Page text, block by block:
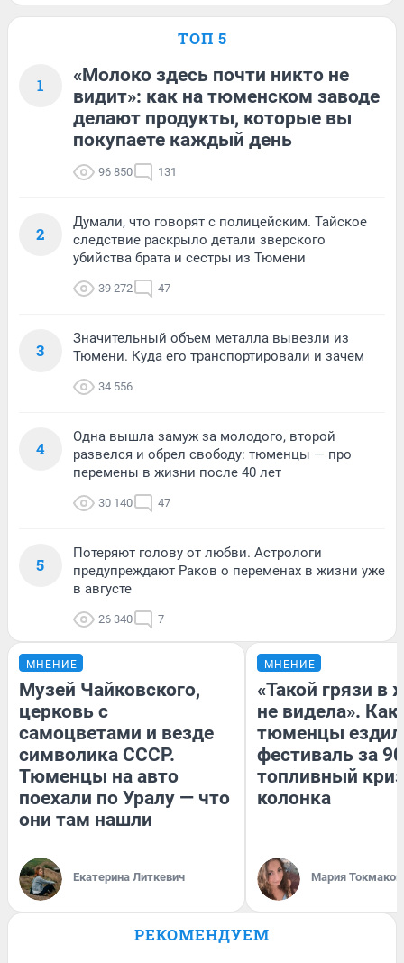
ТОП 5
1
«Молоко здесь почти никто не
видит»: как на тюменском заводе
делают продукты, которые вы
покупаете каждый день
96 850 131
2
Думали, что говорят с полицейским. Тайское
следствие раскрыло детали зверского
убийства брата и сестры из Тюмени
39 272 47
3
Значительный объем металла вывезли из
Тюмени. Куда его транспортировали и зачем
34 556
4
Одна вышла замуж за молодого, второй
развелся и обрел свободу: тюменцы — про
перемены в жизни после 40 лет
30 140 47
5
Потеряют голову от любви. Астрологи
предупреждают Раков о переменах в жизни уже
в августе
26 340 7
МНЕНИЕ
Музей Чайковского,
церковь с
самоцветами и везде
символика СССР.
Тюменцы на авто
поехали по Уралу — что
они там нашли
Екатерина Литкевич
МНЕНИЕ
«Такой грязи в
не видела». Как
тюменцы
фестиваль за
топливный
колонка
Мария
РЕКОМЕНДУЕМ